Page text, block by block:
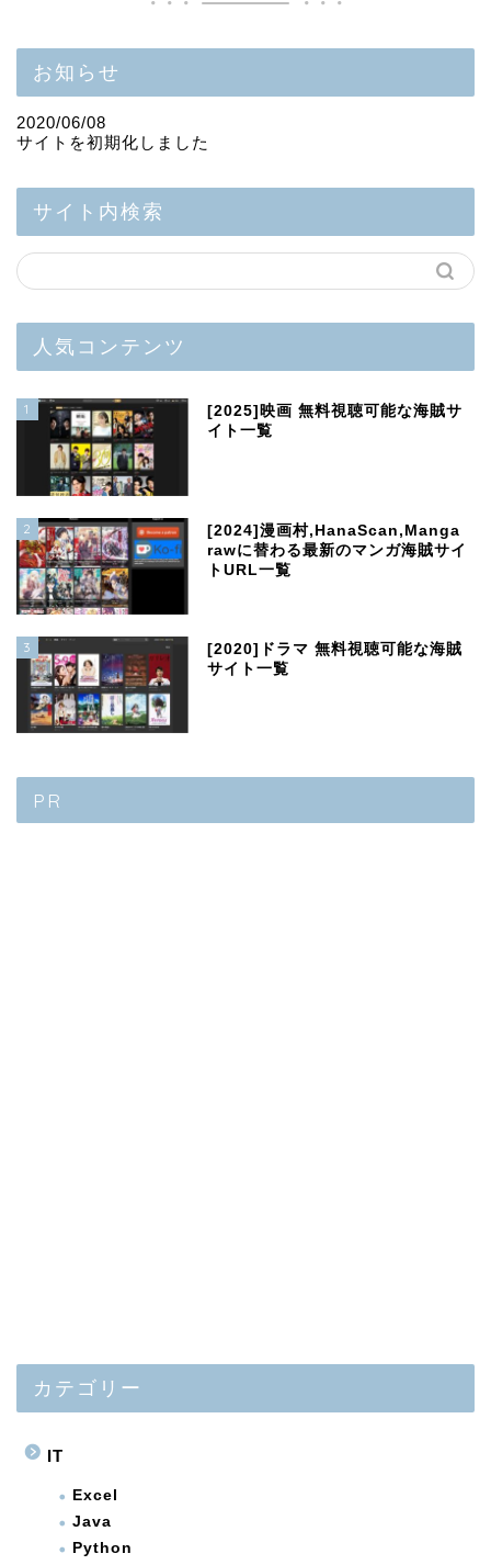
お知らせ
2020/06/08
サイトを初期化しました
サイト内検索
人気コンテンツ
1
[2025]映画 無料視聴可能な海賊サ
イト一覧
2
[2024]漫画村,HanaScan,Manga
rawに替わる最新のマンガ海賊サイ
トURL一覧
3
[2020]ドラマ 無料視聴可能な海賊
サイト一覧
PR
カテゴリー
IT
Excel
Java
Python